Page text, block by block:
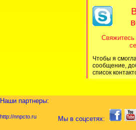
Чтобы я
сообщение,
список
Наши партнеры:
Мы в соцсетях:
http://nnpcto.ru